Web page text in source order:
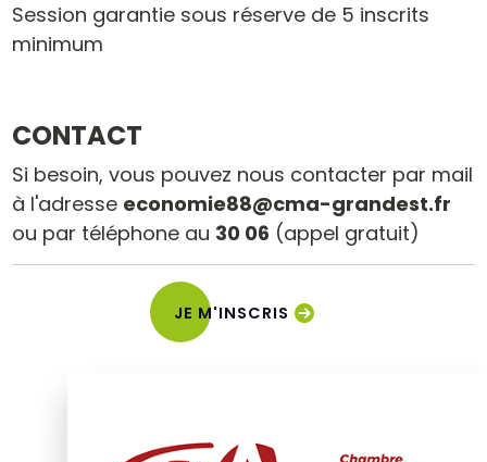
Session garantie sous réserve de 5 inscrits
minimum
CONTACT
Si besoin, vous pouvez nous contacter par mail
à l'adresse economie88@cma-grandest.fr
ou par téléphone au 30 06 (appel gratuit)
JE M'INSCRIS